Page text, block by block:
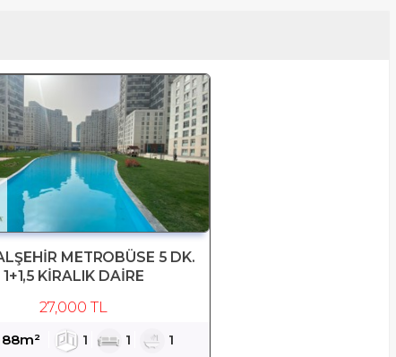
METROBÜSE 5 DK.
1+1,5 KİRALIK DAİRE
27,000 TL
88m² 1 1
1